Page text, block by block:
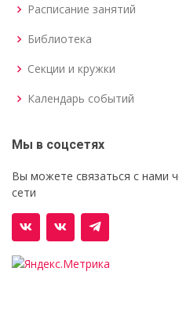
Расписание занятий
Библиотека
Секции и кружки
Календарь событий
Мы в соцсетях
Вы можете связаться с нами
сети